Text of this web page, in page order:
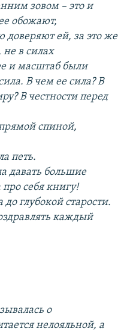
зовом – это и
обожают,
доверяют ей, за это же
в силах
и масштаб были
В чем ее сила? В
В честности перед
спиной,
петь.
давать большие
себя книгу!
глубокой старости.
каждый
о
нелояльной, а